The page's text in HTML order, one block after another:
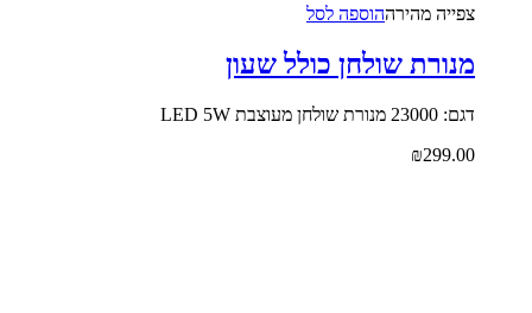
צפייה‬ ‫מהירה‬הוספה לסל
מנורת שולחן כולל שעון
דגם: 23000 מנורת שולחן מעוצבת LED 5W
₪299.00